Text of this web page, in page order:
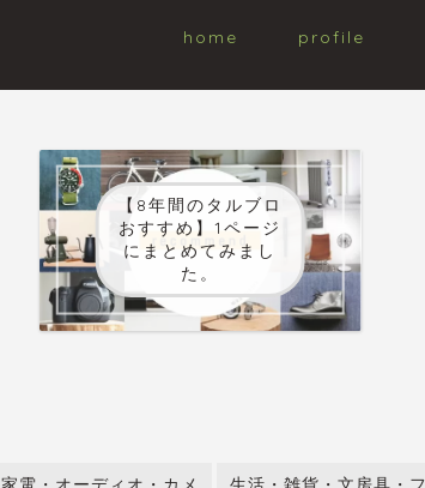
home profile
【8年間のタルブロ
おすすめ】1ページ
にまとめてみまし
た。